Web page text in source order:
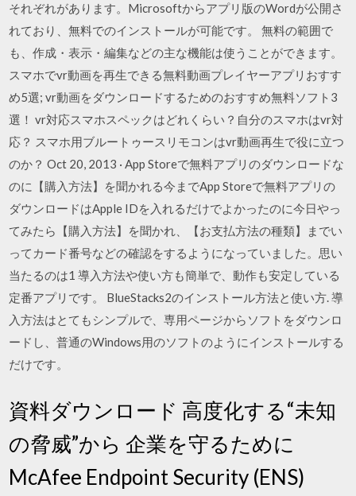
それぞれがあります。Microsoftからアプリ版のWordが公開さ
れており、無料でのインストールが可能です。 無料の範囲で
も、作成・表示・編集などの主な機能は使うことができます。
スマホでvr動画を再生できる無料動画プレイヤーアプリおすす
め5選; vr動画をダウンロードするためのおすすめ無料ソフト3
選！ vr対応スマホスペックはどれくらい？自分のスマホはvr対
応？ スマホ用ブルートゥースリモコンはvr動画再生で役に立つ
のか？ Oct 20, 2013 · App Storeで無料アプリのダウンロードな
のに【購入方法】を聞かれる今までApp Storeで無料アプリの
ダウンロードはApple IDを入れるだけでよかったのに今日やっ
てみたら【購入方法】を聞かれ、【お支払方法の種類】までい
ってカード番号などの確認をするようになっていました。思い
当たるのは1 導入方法や使い方も簡単で、動作も安定している
定番アプリです。 BlueStacks2のインストール方法と使い方. 導
入方法はとてもシンプルで、専用ページからソフトをダウンロ
ードし、普通のWindows用のソフトのようにインストールする
だけです。
資料ダウンロード 高度化する“未知
の脅威”から 企業を守るために
McAfee Endpoint Security (ENS)